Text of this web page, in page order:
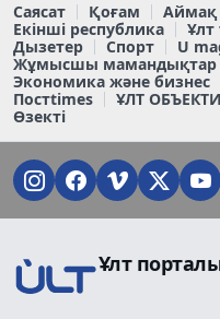
Саясат Қоғам Аймақ
Екінші республика
Ұлт
Дызетер
Спорт U
Жұмысшы
Экономика және бизнес
Постtimes
ҰЛТ
Өзекті
Ұлт